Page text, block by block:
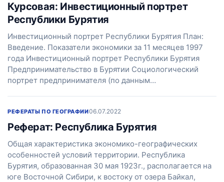
Курсовая: Инвестиционный портрет
Республики Бурятия
Инвестиционный портрет Республики Бурятия План:
Введение. Показатели экономики за 11 месяцев 1997
года Инвестиционный портрет Республики Бурятия
Предпринимательство в Бурятии Социологический
портрет предпринимателя (по данным…
РЕФЕРАТЫ ПО ГЕОГРАФИИ06.07.2022
Реферат: Республика Бурятия
Общая характеристика экономико-географических
особенностей условий территории. Республика
Бурятия, образованная 30 мая 1923г., располагается на
юге Восточной Сибири, к востоку от озера Байкал,